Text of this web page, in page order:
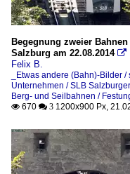
Begegnung zweier
Salzburg am 22.08.2014 
Felix B.
_Etwas andere (Bahn)-Bilder
Unternehmen / SLB
Berg- und Seilbahnen /
 670  3 1200x900 Px,